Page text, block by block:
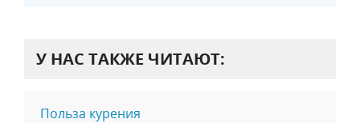
У НАС ТАКЖЕ ЧИТАЮТ:
Польза курения